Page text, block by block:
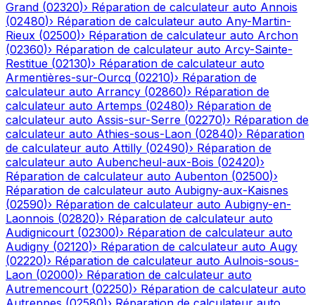
Grand (02320)› Réparation de calculateur auto Annois
(02480)› Réparation de calculateur auto Any-Martin-
Rieux (02500)› Réparation de calculateur auto Archon
(02360)› Réparation de calculateur auto Arcy-Sainte-
Restitue (02130)› Réparation de calculateur auto
Armentières-sur-Ourcq (02210)› Réparation de
calculateur auto Arrancy (02860)› Réparation de
calculateur auto Artemps (02480)› Réparation de
calculateur auto Assis-sur-Serre (02270)› Réparation de
calculateur auto Athies-sous-Laon (02840)› Réparation
de calculateur auto Attilly (02490)› Réparation de
calculateur auto Aubencheul-aux-Bois (02420)›
Réparation de calculateur auto Aubenton (02500)›
Réparation de calculateur auto Aubigny-aux-Kaisnes
(02590)› Réparation de calculateur auto Aubigny-en-
Laonnois (02820)› Réparation de calculateur auto
Audignicourt (02300)› Réparation de calculateur auto
Audigny (02120)› Réparation de calculateur auto Augy
(02220)› Réparation de calculateur auto Aulnois-sous-
Laon (02000)› Réparation de calculateur auto
Autremencourt (02250)› Réparation de calculateur auto